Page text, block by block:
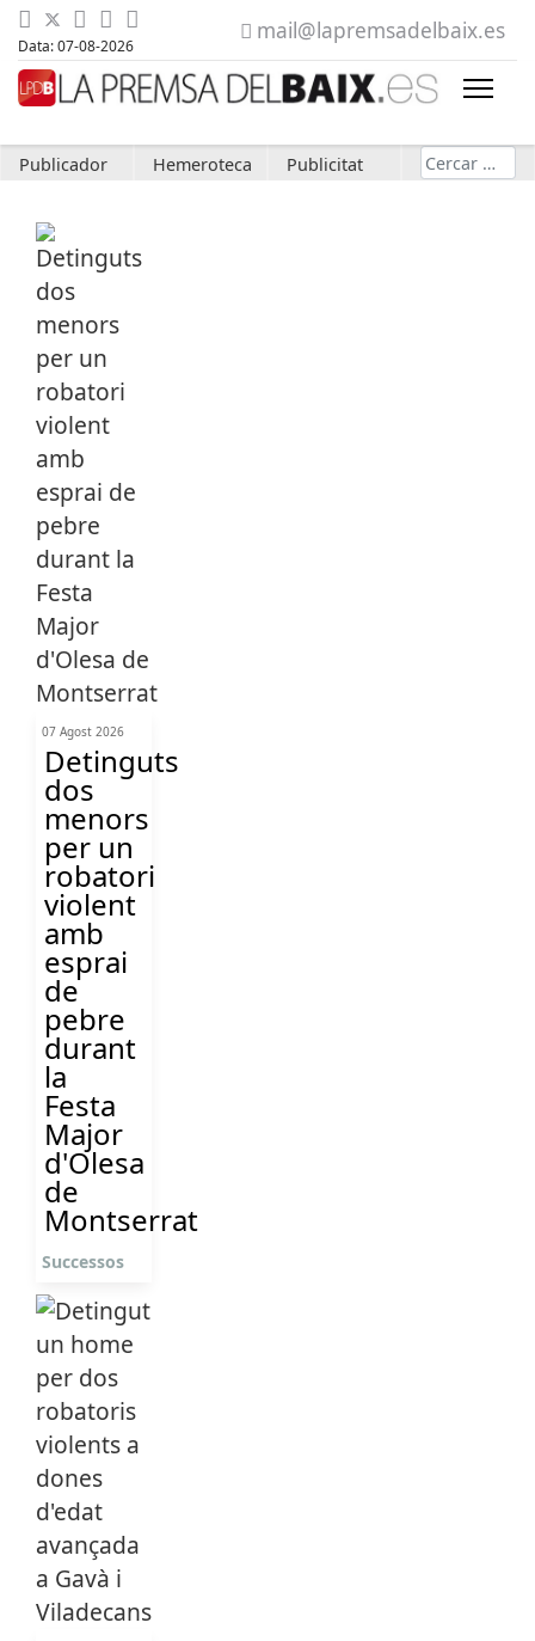
Data: 07-08-2026
mail@lapremsadelbaix.es
Publicador Hemeroteca Publicitat Cerca
07 Agost 2026
Detinguts
dos
menors
per un
robatori
violent
amb
esprai
de
pebre
durant
la
Festa
Major
d'Olesa
de
Montserrat
Successos